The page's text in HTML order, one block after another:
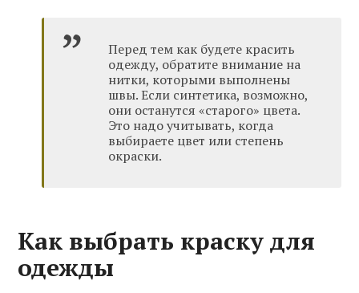
Перед тем как будете красить
одежду, обратите внимание на
нитки, которыми выполнены
швы. Если синтетика, возможно,
они останутся «старого» цвета.
Это надо учитывать, когда
выбираете цвет или степень
окраски.
Как выбрать краску для
одежды